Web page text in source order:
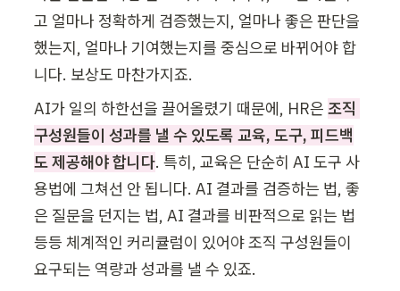
고 얼마나 정확하게 검증했는지, 얼마나 좋은 판단을
했는지, 얼마나 기여했는지를 중심으로 바뀌어야 합
니다. 보상도 마찬가지죠.
AI가 일의 하한선을 끌어올렸기 때문에, HR은 조직
구성원들이 성과를 낼 수 있도록 교육, 도구, 피드백
도 제공해야 합니다. 특히, 교육은 단순히 AI 도구 사
용법에 그쳐선 안 됩니다. AI 결과를 검증하는 법, 좋
은 질문을 던지는 법, AI 결과를 비판적으로 읽는 법
등등 체계적인 커리큘럼이 있어야 조직 구성원들이
요구되는 역량과 성과를 낼 수 있죠.